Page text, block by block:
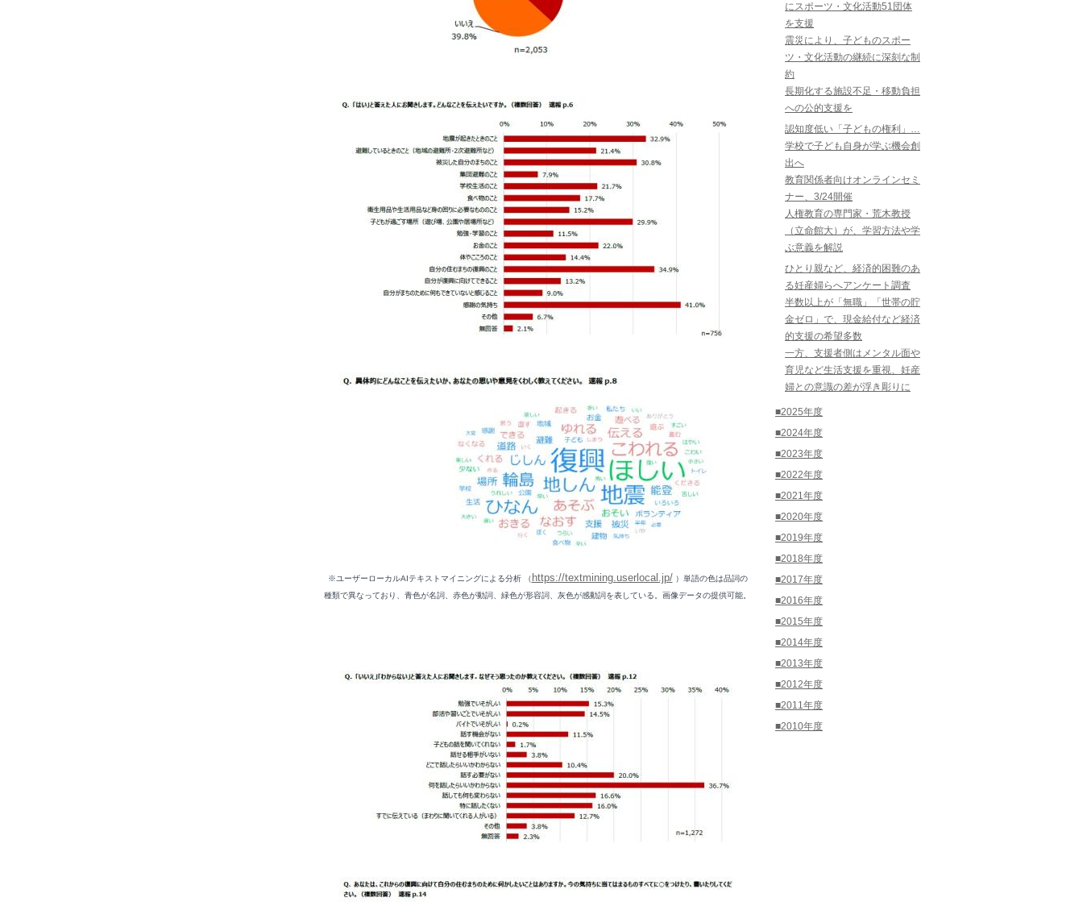
※ユーザーローカルAIテキストマイニングによる分析 （ https://textmining.userlocal.jp/ ）
単語の色は品詞の
種類で異なっており、青色が名詞、赤色が動詞、緑色が形容詞、灰色が感動詞を表している。画像データの提供可能。
にスポーツ・文化活動51団体
を支援
震災により、子どものスポー
ツ・文化活動の継続に深刻な制
約
長期化する施設不足・移動負担
への公的支援を
認知度低い「子どもの権利」…
学校で子ども自身が学ぶ機会創
出へ
教育関係者向けオンラインセミ
ナー、3/24開催
人権教育の専門家・荒木教授
（立命館大）が、学習方法や学
ぶ意義を解説
ひとり親など、経済的困難のあ
る妊産婦らへアンケート調査
半数以上が「無職」「世帯の貯
金ゼロ」で、現金給付など経済
的支援の希望多数
一方、支援者側はメンタル面や
育児など生活支援を重視、妊産
婦との意識の差が浮き彫りに
■2025年度
■2024年度
■2023年度
■2022年度
■2021年度
■2020年度
■2019年度
■2018年度
■2017年度
■2016年度
■2015年度
■2014年度
■2013年度
■2012年度
■2011年度
■2010年度